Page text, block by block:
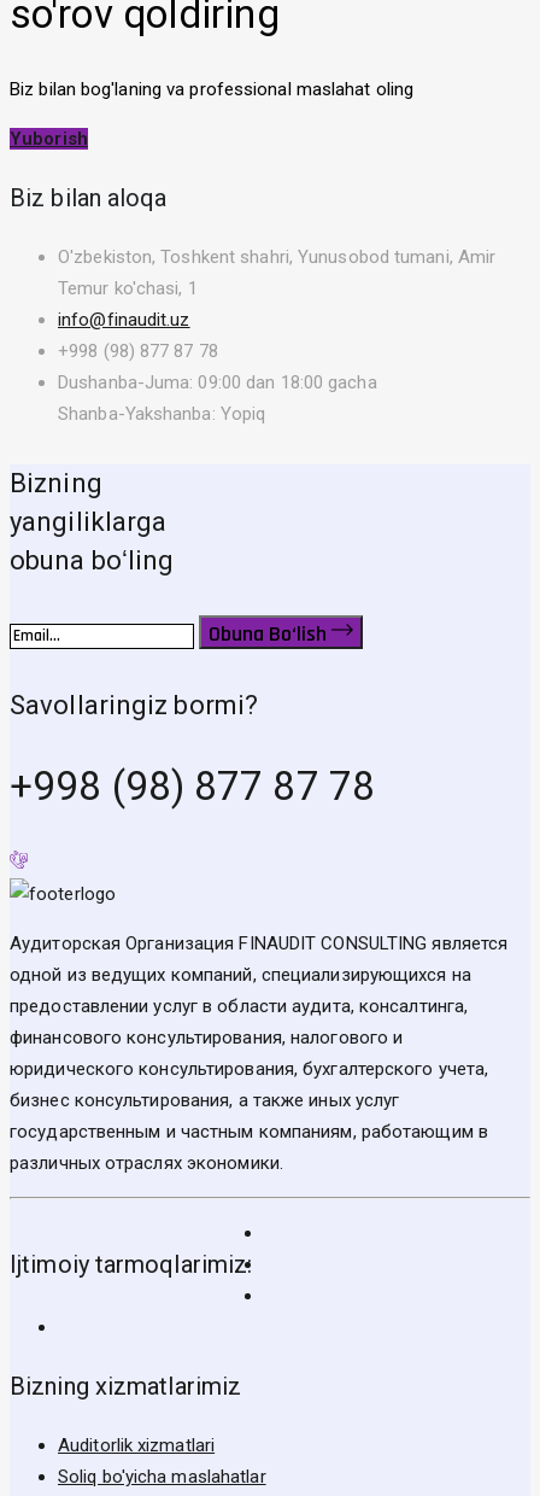
so'rov qoldiring
Biz bilan bog'laning va professional maslahat oling
Yuborish
Biz bilan aloqa
O'zbekiston, Toshkent shahri, Yunusobod tumani, Amir
Temur ko'chasi, 1
info@finaudit.uz
+998 (98) 877 87 78
Dushanba-Juma: 09:00 dan 18:00 gacha
Shanba-Yakshanba: Yopiq
Bizning
yangiliklarga
obuna boʻling
Obuna Bo‘lish
Savollaringiz bormi?
+998 (98) 877 87 78
Аудиторская Организация FINAUDIT CONSULTING является
одной из ведущих компаний, специализирующихся на
предоставлении услуг в области аудита, консалтинга,
финансового консультирования, налогового и
юридического консультирования, бухгалтерского учета,
бизнес консультирования, а также иных услуг
государственным и частным компаниям, работающим в
различных отраслях экономики.
Ijtimoiy tarmoqlarimiz:
Bizning xizmatlarimiz
Auditorlik xizmatlari
Soliq bo'yicha maslahatlar